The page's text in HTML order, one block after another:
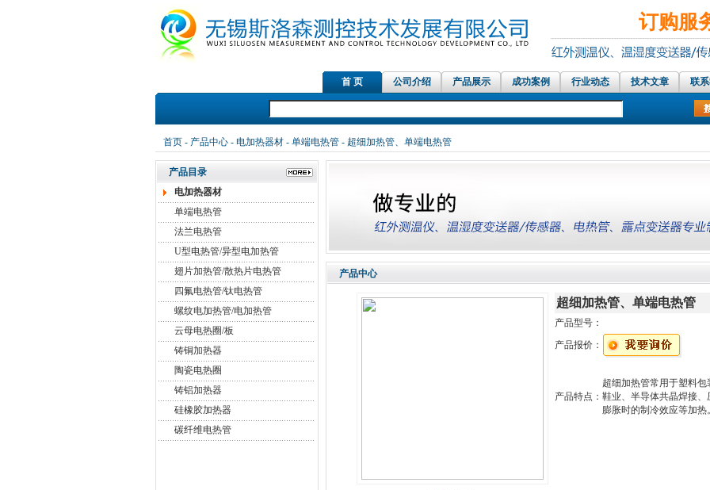
订购服
首 页 公司介绍 产品展示 成功案例 行业动态 技术文章 联
红外测温仪传感器，在线红外测温仪、铝材测温仪，温湿度记录仪，露
首页- 产品中心- 电加热器材- 单端电热管- 超细加热管、单端电热管
产品目录
电加热器材
单端电热管
法兰电热管
U型电热管/异型电加热管
翅片加热管/散热片电热管
四氟电热管/钛电热管
螺纹电加热管/电加热管
云母电热圈/板
铸铜加热器
陶瓷电热圈
铸铝加热器
硅橡胶加热器
碳纤维电热管
产品中心
超细加热管、单端电热管
产品型号：
产品报价：
产品特点：
超细加热管常用于塑料
鞋业、半导体共晶焊接
膨胀时的制冷效应等加热。